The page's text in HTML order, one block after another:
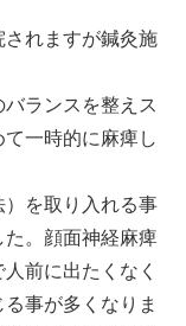
れますが鍼灸施
ランスを整えス
て一時的に麻痺し
を取り入れる事
。顔面神経麻痺
前に出たくなく
事が多くなりま